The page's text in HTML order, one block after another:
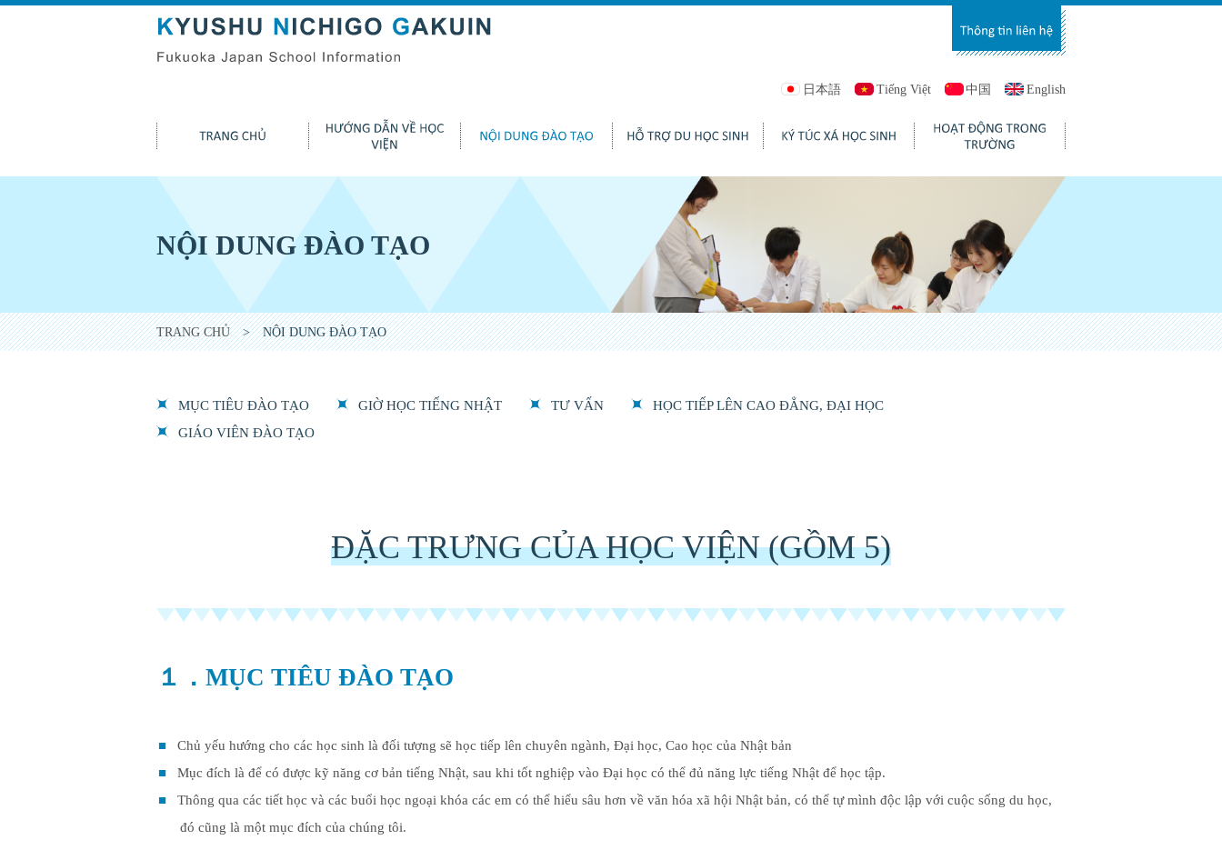
日本語 Tiếng Việt 中国 English
NỘI DUNG ĐÀO TẠO
TRANG CHỦ> NỘI DUNG ĐÀO TẠO
MỤC TIÊU ĐÀO TẠO GIỜ HỌC TIẾNG NHẬT TƯ VẤN
HỌC TIẾP LÊN CAO ĐẲNG, ĐẠI HỌC
GIÁO VIÊN ĐÀO TẠO
ĐẶC TRƯNG CỦA HỌC VIỆN (GỒM 5)
１．MỤC TIÊU ĐÀO TẠO
Chủ yếu hướng cho các học sinh là đối tượng sẽ học tiếp lên chuyên ngành, Đại học, Cao học của Nhật bản
Mục đích là để có được kỹ năng cơ bản tiếng Nhật, sau khi tốt nghiệp vào Đại học có thể đủ năng lực tiếng Nhật để học tập.
Thông qua các tiết học và các buổi học ngoại khóa các em có thể hiểu sâu hơn về văn hóa xã hội Nhật bản, có thể tự mình độc lập với cuộc sống du học,
đó cũng là một mục đích của chúng tôi.